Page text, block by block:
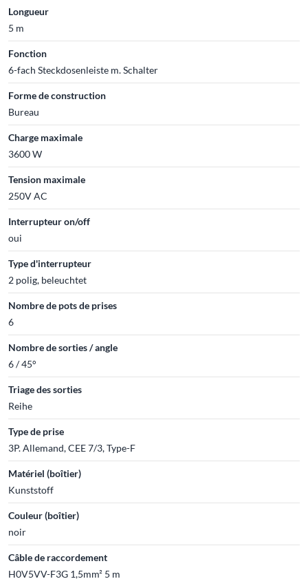
Longueur
5 m
Fonction
6-fach Steckdosenleiste m. Schalter
Forme de construction
Bureau
Charge maximale
3600 W
Tension maximale
250V AC
Interrupteur on/off
oui
Type d'interrupteur
2 polig, beleuchtet
Nombre de pots de prises
6
Nombre de sorties / angle
6 / 45°
Triage des sorties
Reihe
Type de prise
3P. Allemand, CEE 7/3, Type-F
Matériel (boîtier)
Kunststoff
Couleur (boîtier)
noir
Câble de raccordement
H0V5VV-F3G 1,5mm² 5 m